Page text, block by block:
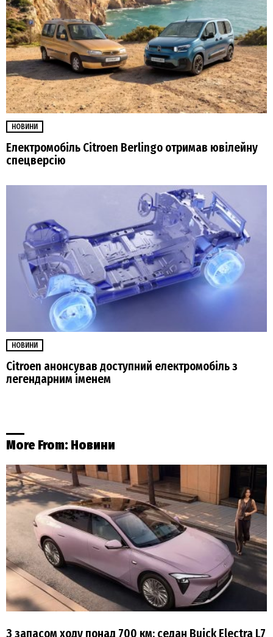
НОВИНИ
Електромобіль Citroen Berlingo отримав ювілейну
спецверсію
НОВИНИ
Citroen анонсував доступний електромобіль з
легендарним іменем
More From: Новини
З запасом ходу понад 700 км: седан Buick Electra L7